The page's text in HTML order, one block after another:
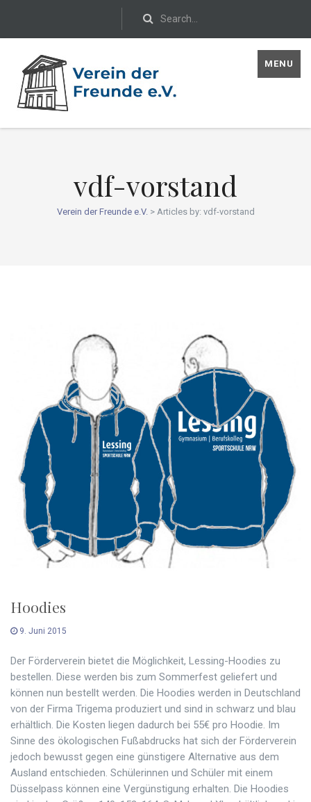
MENU
vdf-vorstand
Verein der Freunde e.V.> Articles by: vdf-vorstand
Hoodies
9. Juni 2015
Der Förderverein bietet die Möglichkeit, Lessing-Hoodies zu
bestellen. Diese werden bis zum Sommerfest geliefert und
können nun bestellt werden. Die Hoodies werden in Deutschland
von der Firma Trigema produziert und sind in schwarz und blau
erhältlich. Die Kosten liegen dadurch bei 55€ pro Hoodie. Im
Sinne des ökologischen Fußabdrucks hat sich der Förderverein
jedoch bewusst gegen eine günstigere Alternative aus dem
Ausland entschieden. Schülerinnen und Schüler mit einem
Düsselpass können eine Vergünstigung erhalten. Die Hoodies